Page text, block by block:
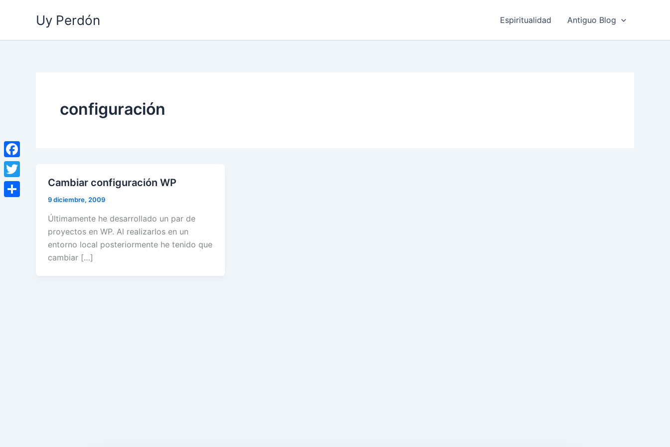
Uy Perdón Espiritualidad Antiguo Blog
configuración
Cambiar configuración WP
9 diciembre, 2009
Últimamente he desarrollado un par de
proyectos en WP. Al realizarlos en un
entorno local posteriormente he tenido que
cambiar […]
Facebook
Twitter